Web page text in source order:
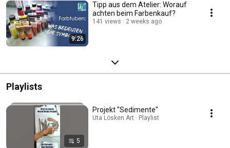
9:26
Tipp aus dem Atelier: Worauf
achten beim Farbenkauf?
141 views 2 weeks ago
Playlists
5
Projekt "Sedimente"
Uta Lösken Art · Playlist